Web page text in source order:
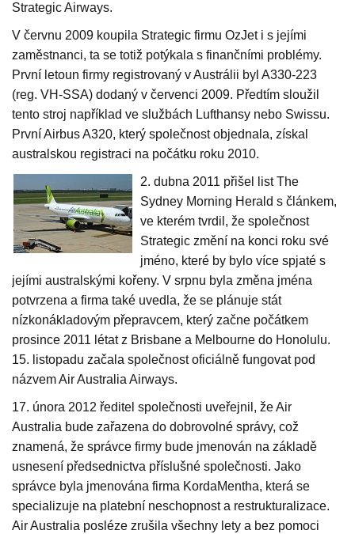
Strategic Airways.
V červnu 2009 koupila Strategic firmu OzJet i s jejími
zaměstnanci, ta se totiž potýkala s finančními problémy.
První letoun firmy registrovaný v Austrálii byl A330-223
(reg. VH-SSA) dodaný v červenci 2009. Předtím sloužil
tento stroj například ve službách Lufthansy nebo Swissu.
První Airbus A320, který společnost objednala, získal
australskou registraci na počátku roku 2010.
2. dubna 2011 přišel list The
Sydney Morning Herald s článkem,
ve kterém tvrdil, že společnost
Strategic změní na konci roku své
jméno, které by bylo více spjaté s
jejími australskými kořeny. V srpnu byla změna jména
potvrzena a firma také uvedla, že se plánuje stát
nízkonákladovým přepravcem, který začne počátkem
prosince 2011 létat z Brisbane a Melbourne do Honolulu.
15. listopadu začala společnost oficiálně fungovat pod
názvem Air Australia Airways.
17. února 2012 ředitel společnosti uveřejnil, že Air
Australia bude zařazena do dobrovolné správy, což
znamená, že správce firmy bude jmenován na základě
usnesení předsednictva příslušné společnosti. Jako
správce byla jmenována firma KordaMentha, která se
specializuje na platební neschopnost a restrukturalizace.
Air Australia posléze zrušila všechny lety a bez pomoci